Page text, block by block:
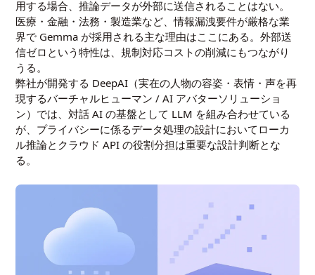
用する場合、推論データが外部に送信されることはない。
医療・金融・法務・製造業など、情報漏洩要件が厳格な業
界で Gemma が採用される主な理由はここにある。外部送
信ゼロという特性は、規制対応コストの削減にもつながり
うる。
弊社が開発する DeepAI（実在の人物の容姿・表情・声を再
現するバーチャルヒューマン / AI アバターソリューショ
ン）では、対話 AI の基盤として LLM を組み合わせている
が、プライバシーに係るデータ処理の設計においてローカ
ル推論とクラウド API の役割分担は重要な設計判断とな
る。